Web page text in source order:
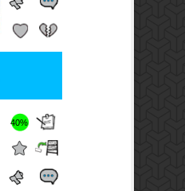
40%